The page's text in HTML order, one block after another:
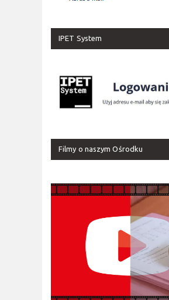
IPET System
Filmy o naszym Ośrodku